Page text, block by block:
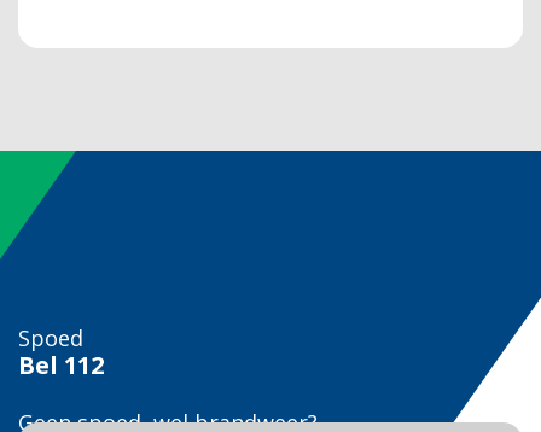
Spoed
Bel 112
Geen spoed, wel brandweer?